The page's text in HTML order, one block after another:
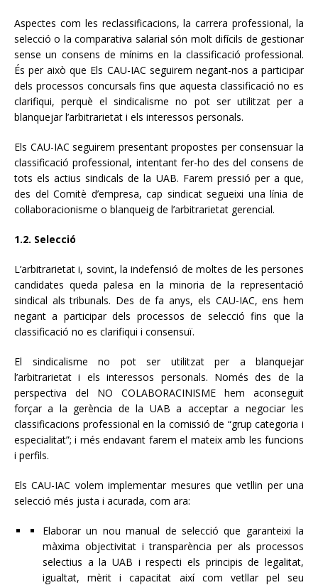
Aspectes com les reclassificacions, la carrera professional, la
selecció o la comparativa salarial són molt difícils de gestionar
sense un consens de mínims en la classificació professional.
És per això que Els CAU-IAC seguirem negant-nos a participar
dels processos concursals fins que aquesta classificació no es
clarifiqui, perquè el sindicalisme no pot ser utilitzat per a
blanquejar l’arbitrarietat i els interessos personals.
Els CAU-IAC seguirem presentant propostes per consensuar la
classificació professional, intentant fer-ho des del consens de
tots els actius sindicals de la UAB. Farem pressió per a que,
des del Comitè d’empresa, cap sindicat segueixi una línia de
col·laboracionisme o blanqueig de l’arbitrarietat gerencial.
1.2. Selecció
L’arbitrarietat i, sovint, la indefensió de moltes de les persones
candidates queda palesa en la minoria de la representació
sindical als tribunals. Des de fa anys, els CAU-IAC, ens hem
negant a participar dels processos de selecció fins que la
classificació no es clarifiqui i consensuï.
El sindicalisme no pot ser utilitzat per a blanquejar
l’arbitrarietat i els interessos personals. Només des de la
perspectiva del NO COLABORACINISME hem aconseguit
forçar a la gerència de la UAB a acceptar a negociar les
classificacions professional en la comissió de “grup categoria i
especialitat”; i més endavant farem el mateix amb les funcions
i perfils.
Els CAU-IAC volem implementar mesures que vetllin per una
selecció més justa i acurada, com ara:
Elaborar un nou manual de selecció que garanteixi la
màxima objectivitat i transparència per als processos
selectius a la UAB i respecti els principis de legalitat,
igualtat, mèrit i capacitat així com vetllar pel seu